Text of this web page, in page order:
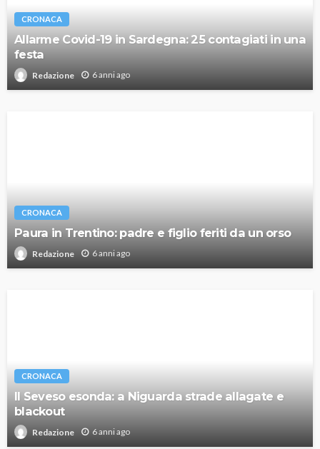
CRONACA
Allarme Covid-19 in Sardegna: 25 contagiati in una
festa
Redazione 6 anni ago
CRONACA
Paura in Trentino: padre e figlio feriti da un orso
Redazione 6 anni ago
CRONACA
Il Seveso esonda: a Niguarda strade allagate e
blackout
Redazione 6 anni ago